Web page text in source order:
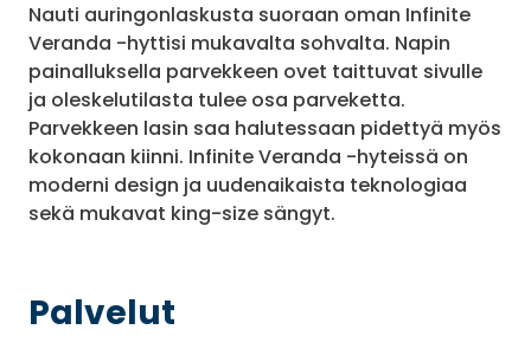
Nauti auringonlaskusta suoraan oman Infinite
Veranda -hyttisi mukavalta sohvalta. Napin
painalluksella parvekkeen ovet taittuvat sivulle
ja oleskelutilasta tulee osa parveketta.
Parvekkeen lasin saa halutessaan pidettyä myös
kokonaan kiinni. Infinite Veranda -hyteissä on
moderni design ja uudenaikaista teknologiaa
sekä mukavat king-size sängyt.
Palvelut